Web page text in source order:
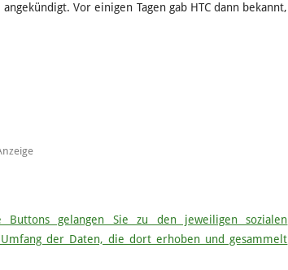
Vor einigen Tagen gab HTC dann bekannt,
gelangen Sie zu den jeweiligen sozialen
der Daten, die dort erhoben und gesammelt